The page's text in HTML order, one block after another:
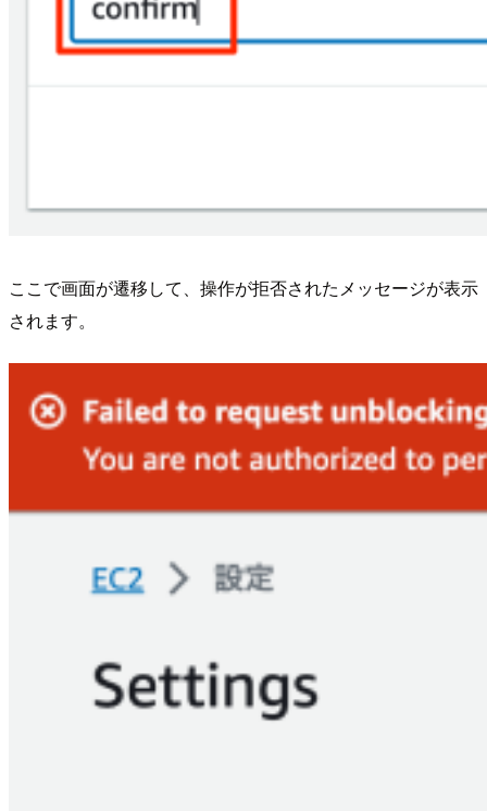
ここで画面が遷移して、操作が拒否されたメッセージが表示
されます。